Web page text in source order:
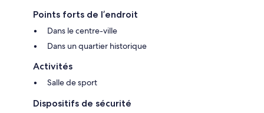
Points forts de l’endroit
Dans le centre-ville
Dans un quartier historique
Activités
Salle de sport
Dispositifs de sécurité